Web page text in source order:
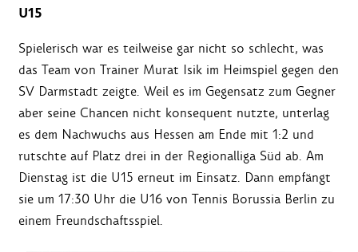
U15
Spielerisch war es teilweise gar nicht so schlecht, was
das Team von Trainer Murat Isik im Heimspiel gegen den
SV Darmstadt zeigte. Weil es im Gegensatz zum Gegner
aber seine Chancen nicht konsequent nutzte, unterlag
es dem Nachwuchs aus Hessen am Ende mit 1:2 und
rutschte auf Platz drei in der Regionalliga Süd ab. Am
Dienstag ist die U15 erneut im Einsatz. Dann empfängt
sie um 17:30 Uhr die U16 von Tennis Borussia Berlin zu
einem Freundschaftsspiel.